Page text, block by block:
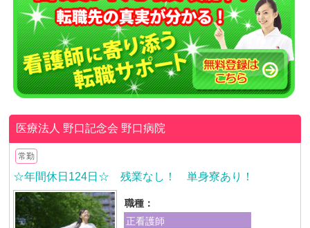
医療法人 野口記念会 野口病院
常勤
☆年間休日124日☆ 残業なし！ 単身寮あり！
職種：
正看護師